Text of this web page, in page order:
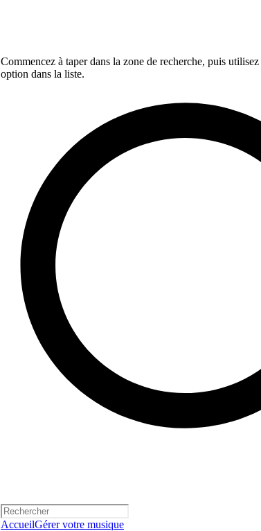
Commencez à taper dans la zone de recherche, puis
option dans la liste.
AccueilGérer votre musique